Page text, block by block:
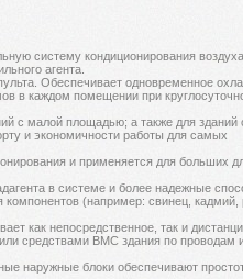
систему кондиционирования воздуха,
агента.
Обеспечивает одновременное
в каждом помещении при
с малой площадью; а также для зданий
и экономичности работы для самых
и применяется для больших
в системе и более надежные
(например: свинец, кадмий,
как непосредственное, так и
средствами ВМС здания по проводам
наружные блоки обеспечивают